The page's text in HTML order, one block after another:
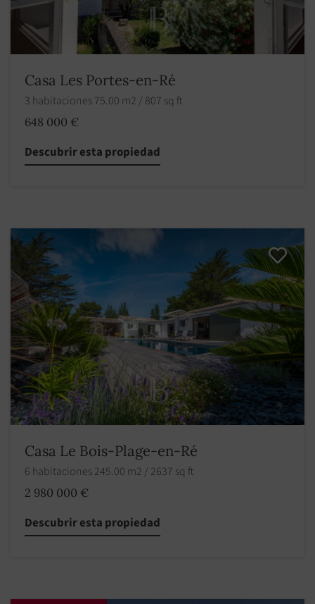
Casa Les Portes-en-Ré
3 habitaciones 75.00 m2 / 807 sq ft
648 000 €
Descubrir esta propiedad
Casa Le Bois-Plage-en-Ré
6 habitaciones 245.00 m2 / 2637 sq ft
2 980 000 €
Descubrir esta propiedad